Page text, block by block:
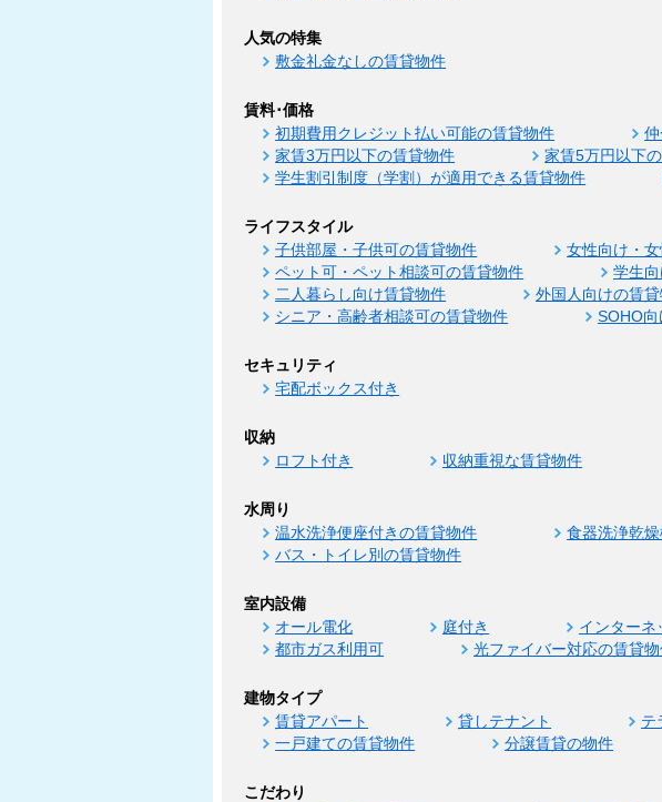
人気の特集
敷金礼金なしの賃貸物件
賃料･価格
初期費用クレジット払い可能の賃貸物件
家賃3万円以下の賃貸物件
家賃5万円以下
学生割引制度（学割）が適用できる賃貸物件
ライフスタイル
子供部屋・子供可の賃貸物件 女性向け・
ペット可・ペット相談可の賃貸物件
学生
二人暮らし向け賃貸物件
外国人向けの賃
シニア・高齢者相談可の賃貸物件
SOHO
セキュリティ
宅配ボックス付き
収納
ロフト付き 収納重視な賃貸物件
水周り
温水洗浄便座付きの賃貸物件 食器洗浄乾
バス・トイレ別の賃貸物件
室内設備
オール電化 庭付き インターネ
都市ガス利用可
光ファイバー対応の賃貸
建物タイプ
賃貸アパート 貸しテナント テ
一戸建ての賃貸物件
分譲賃貸の物件
こだわり